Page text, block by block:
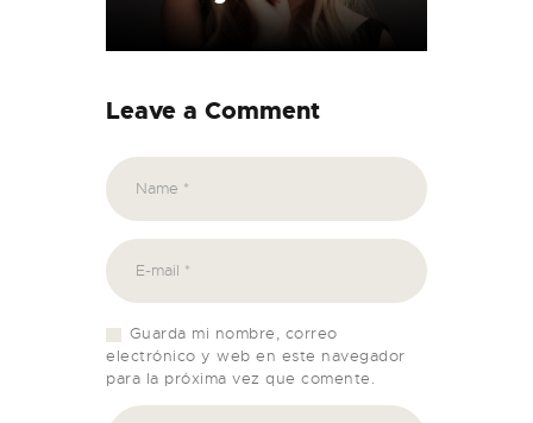
Leave a Comment
Guarda mi nombre, correo
electrónico y web en este navegador
para la próxima vez que comente.